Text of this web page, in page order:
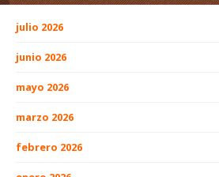
julio 2026
junio 2026
mayo 2026
marzo 2026
febrero 2026